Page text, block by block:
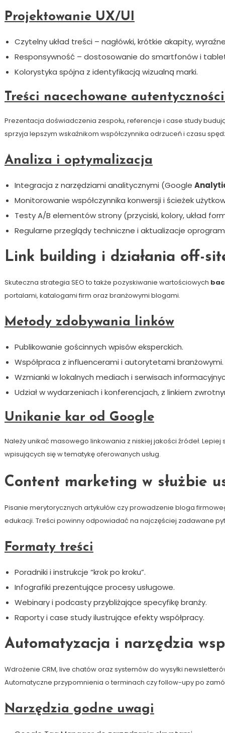
Projektowanie UX/UI
Czytelny układ treści – nagłówki, krótkie akapity,
Responsywność – dostosowanie do smartfonów i
Kolorystyka spójna z identyfikacją wizualną marki.
Treści nacechowane
Prezentacja doświadczenia zespołu, referencje i case study
sprzyja lepszym wskaźnikom współczynnika odrzuceń i czasu
Analiza i optymalizacja
Integracja z narzędziami analitycznymi (Google
Monitorowanie współczynnika konwersji i ścieżek
Testy A/B elementów strony (przyciski, kolory, układ
Regularne przeglądy techniczne i aktualizacje
Link building i działania off-
Skuteczna strategia SEO to także pozyskiwanie wartościowych
portalami, katalogami firm oraz branżowymi blogami.
Metody zdobywania linków
Publikowanie gościnnych wpisów eksperckich.
Współpraca z influencerami i autorytetami branżowymi.
Wzmianki w lokalnych mediach i serwisach
Udział w wydarzeniach i konferencjach, z linkiem
Unikanie kar od Google
Należy unikać masowego linkowania z niskiej jakości źródeł.
wpisujących się w tematykę oferowanych usług.
Content marketing w służbie
Pisanie merytorycznych artykułów czy prowadzenie bloga
edukacji. Treści powinny odpowiadać na najczęściej zadawane
Formaty treści
Poradniki i instrukcje “krok po kroku”.
Infografiki prezentujące procesy usługowe.
Webinary i podcasty przybliżające specyfikę branży.
Raporty i case study ilustrujące efekty współpracy.
Automatyzacja i narzędzia
Wdrożenie CRM, live chatów oraz systemów do wysyłki
Automatyczne przypomnienia o terminach czy follow-upy po
Narzędzia godne uwagi